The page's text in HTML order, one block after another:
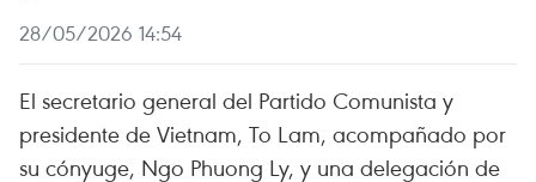
28/05/2026 14:54
El secretario general del Partido Comunista y
presidente de Vietnam, To Lam, acompañado por
su cónyuge, Ngo Phuong Ly, y una delegación de